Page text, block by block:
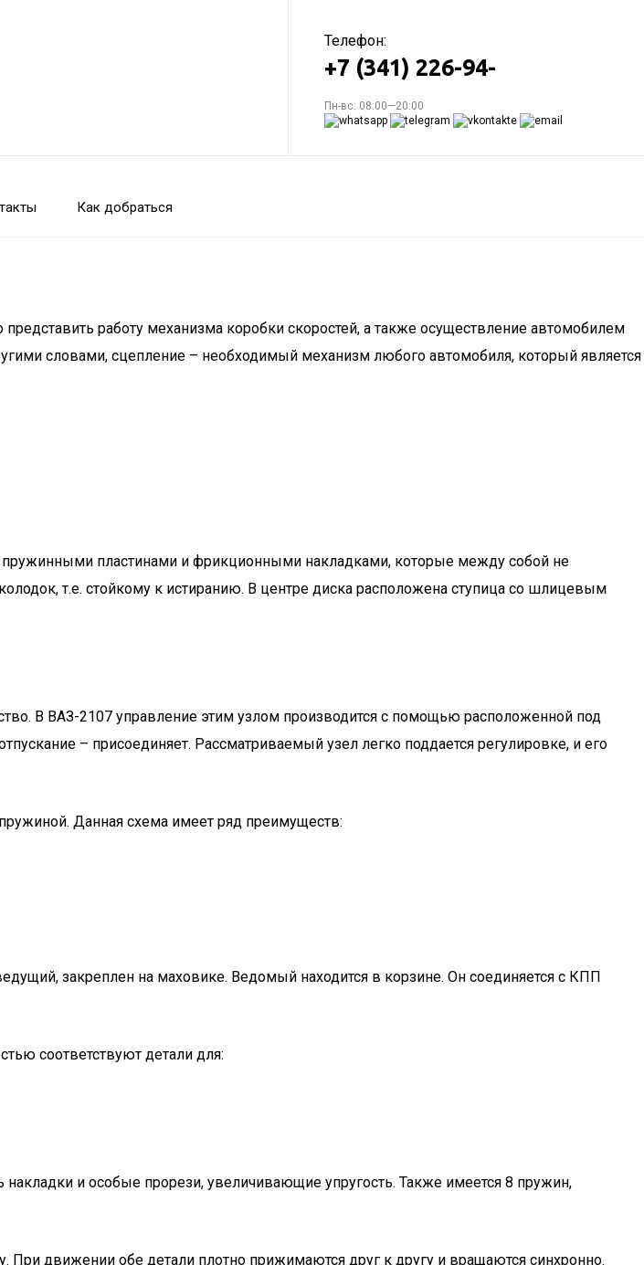
Телефон:
+7 (341) 226-94-
Пн-вс: 08:00—20:00
Как добраться
работу механизма коробки скоростей, а также осуществление автомобилем
словами, сцепление – необходимый механизм любого автомобиля, который является
пружинными пластинами и фрикционными накладками, которые между собой не
т.е. стойкому к истиранию. В центре диска расположена ступица со шлицевым
В ВАЗ-2107 управление этим узлом производится с помощью расположенной под
– присоединяет. Рассматриваемый узел легко поддается регулировке, и его
Данная схема имеет ряд преимуществ:
закреплен на маховике. Ведомый находится в корзине. Он соединяется с КПП
соответствуют детали для:
и особые прорези, увеличивающие упругость. Также имеется 8 пружин,
движении обе детали плотно прижимаются друг к другу и вращаются синхронно.